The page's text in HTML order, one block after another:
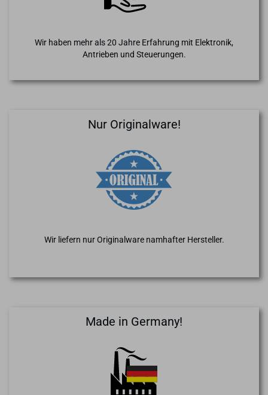
Wir haben mehr als 20 Jahre Erfahrung mit Elektronik,
Antrieben und Steuerungen.
Nur Originalware!
Wir liefern nur Originalware namhafter Hersteller.
Made in Germany!